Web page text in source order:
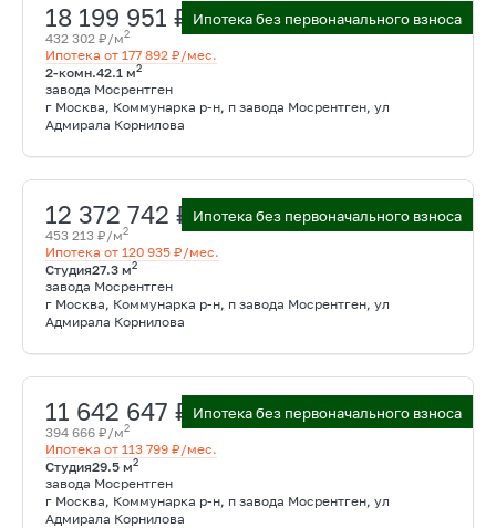
Ипотека без первоначального взноса
18 199 951 ₽
432 302 ₽/м2
Ипотека от 177 892 ₽/мес.
2-комн.42.1 м2
завода Мосрентген
г Москва, Коммунарка р-н, п завода Мосрентген, ул
Адмирала Корнилова
Ипотека без первоначального взноса
12 372 742 ₽
453 213 ₽/м2
Ипотека от 120 935 ₽/мес.
Студия27.3 м2
завода Мосрентген
г Москва, Коммунарка р-н, п завода Мосрентген, ул
Адмирала Корнилова
Ипотека без первоначального взноса
11 642 647 ₽
394 666 ₽/м2
Ипотека от 113 799 ₽/мес.
Студия29.5 м2
завода Мосрентген
г Москва, Коммунарка р-н, п завода Мосрентген, ул
Адмирала Корнилова